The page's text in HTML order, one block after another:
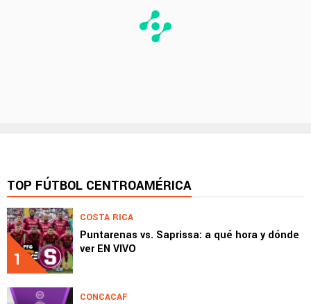
TOP FÚTBOL CENTROAMÉRICA
1
COSTA RICA
Puntarenas vs. Saprissa: a qué hora y dónde
ver EN VIVO
CONCACAF